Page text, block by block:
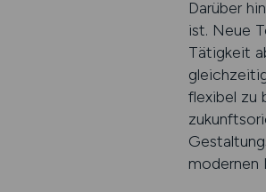
Darüber
ist. Neue
Tätigkeit
flexibel zu
modernen